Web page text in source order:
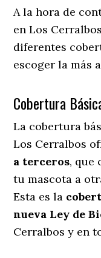
A la hora de
en Los Cerralbos
diferentes
escoger la más
Cobertura
La cobertura
Los Cerralbos
a terceros, que
tu mascota a
Esta es la
nueva Ley de
Cerralbos y en